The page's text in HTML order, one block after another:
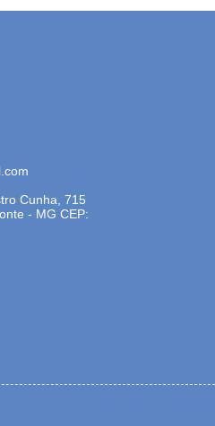
Cunha, 715
- MG CEP: